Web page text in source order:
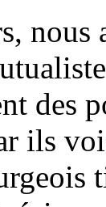
nous
des
ils